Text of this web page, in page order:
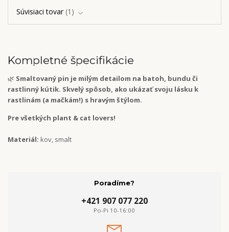
Súvisiaci tovar 1
Kompletné špecifikácie
🌿 Smaltovaný pin je milým detailom na batoh, bundu či
rastlinný kútik. Skvelý spôsob, ako ukázať svoju lásku k
rastlinám (a mačkám!) s hravým štýlom.
Pre všetkých plant & cat lovers!
Materiál: kov, smalt
Poradíme?
+421 907 077 220
Po-Pi 10-16:00